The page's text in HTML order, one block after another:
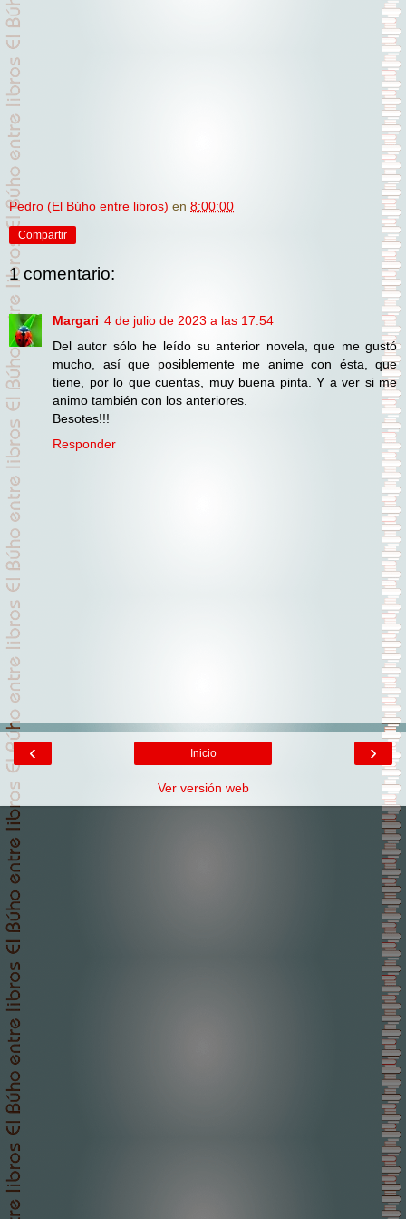
Pedro (El Búho entre libros) en 8:00:00
Compartir
1 comentario:
Margari 4 de julio de 2023 a las 17:54
Del autor sólo he leído su anterior novela, que me gustó
mucho, así que posiblemente me anime con ésta, que
tiene, por lo que cuentas, muy buena pinta. Y a ver si me
animo también con los anteriores.
Besotes!!!
Responder
‹ ›
Inicio
Ver versión web